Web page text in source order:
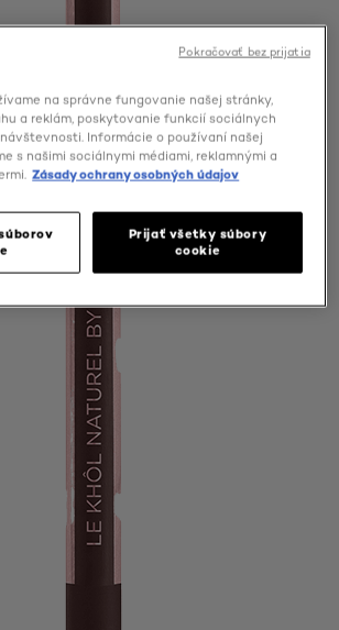
na správne fungovanie našej stránky,
a reklám, poskytovanie funkcií sociálnych
Informácie o používaní našej
s našimi sociálnymi médiami, reklamnými a
Zásady ochrany osobných údajov
Prijať všetky súbory
cookie
Pokračovať bez prijatia